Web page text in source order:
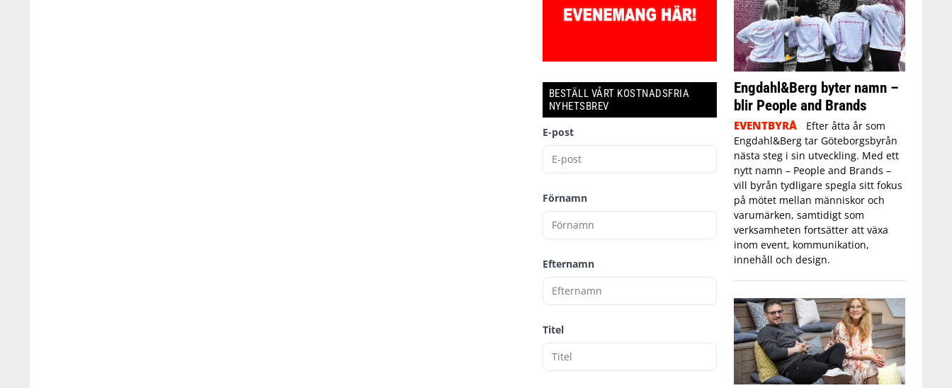
BESTÄLL VÅRT KOSTNADSFRIA
NYHETSBREV
E-post
Förnamn
Efternamn
Titel
Engdahl&Berg byter namn –
blir People and Brands
EVENTBYRÅ
Efter åtta år som
Engdahl&Berg tar Göteborgsbyrån
nästa steg i sin utveckling. Med ett
nytt namn – People and Brands –
vill byrån tydligare spegla sitt fokus
på mötet mellan människor och
varumärken, samtidigt som
verksamheten fortsätter att växa
inom event, kommunikation,
innehåll och design.